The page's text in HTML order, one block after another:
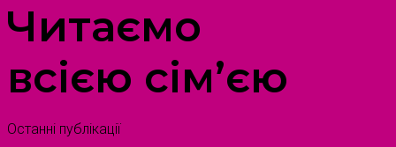
Читаємо
всією сім’єю
Останні публікації